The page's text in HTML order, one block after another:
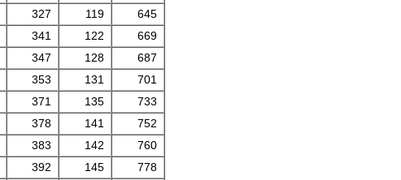
327 119
645
341 122
669
347 128
687
353 131
701
371 135
733
378 141
752
383 142
760
392 145
778